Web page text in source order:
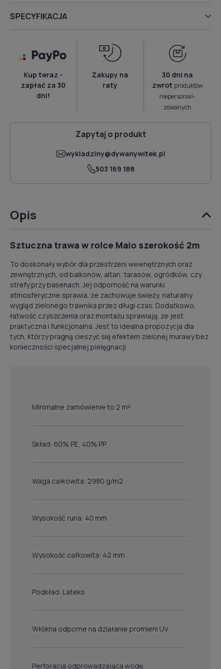
SPECYFIKACJA
Kup teraz -
zapłać za 30
dni!
Zakupy na
raty
30 dni na
zwrot produktów
niepersonali­
zowanych
Zapytaj o produkt
wykladziny@dywanywitek.pl
503 169 188
Opis
Sztuczna trawa w rolce Maio szerokość 2m
To doskonały wybór dla przestrzeni wewnętrznych oraz
zewnętrznych, od balkonów, altan, tarasów, ogródków, czy
strefy przy basenach. Jej odporność na warunki
atmosferyczne sprawia, że zachowuje świeży, naturalny
wygląd zielonego trawnika przez długi czas. Dodatkowo,
łatwość czyszczenia oraz montażu sprawiają, że jest
praktyczna i funkcjonalna. Jest to idealna propozycja dla
tych, którzy pragną cieszyć się efektem zielonej murawy bez
konieczności specjalnej pielęgnacji.
Minimalne zamówienie to 2 m²
Skład: 60% PE, 40% PP
Waga całkowita: 2980 g/m2
Wysokość runa: 40 mm
Wysokość całkowita: 42 mm
Podkład: Lateks
Włókna odporne na działanie promieni UV
Perforacja odprowadzająca wodę